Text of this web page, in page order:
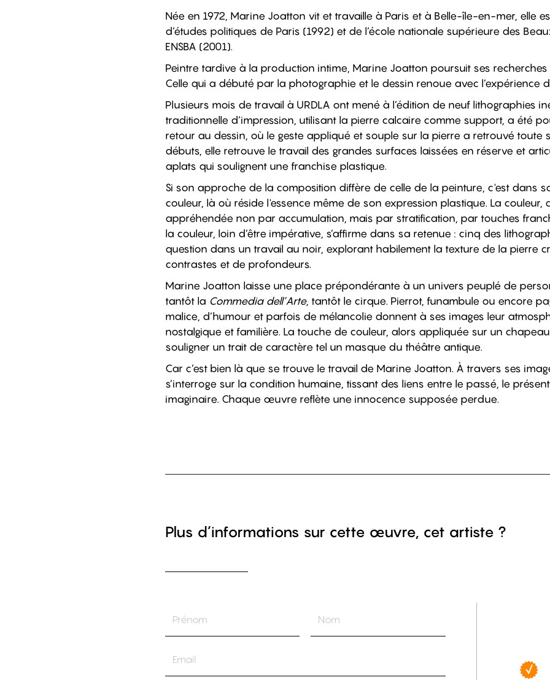
Née en 1972, Marine Joatton vit et travaille à Paris et à Belle-île-en-mer, elle
d’études politiques de Paris (1992) et de l’école nationale supérieure des
ENSBA (2001).
Peintre tardive à la production intime, Marine Joatton poursuit ses recherches
Celle qui a débuté par la photographie et le dessin renoue avec l’expérience
Plusieurs mois de travail à URDLA ont mené à l’édition de neuf lithographies
traditionnelle d’impression, utilisant la pierre calcaire comme support, a été
retour au dessin, où le geste appliqué et souple sur la pierre a retrouvé toute
débuts, elle retrouve le travail des grandes surfaces laissées en réserve et
aplats qui soulignent une franchise plastique.
Si son approche de la composition diffère de celle de la peinture, c'est dans
couleur, là où réside l'essence même de son expression plastique. La couleur,
appréhendée non par accumulation, mais par stratification, par touches
la couleur, loin d’être impérative, s’affirme dans sa retenue : cinq des
question dans un travail au noir, explorant habilement la texture de la pierre
contrastes et de profondeurs.
Marine Joatton laisse une place prépondérante à un univers peuplé de
tantôt la Commedia dell’Arte, tantôt le cirque. Pierrot, funambule ou encore
malice, d’humour et parfois de mélancolie donnent à ses images leur
nostalgique et familière. La touche de couleur, alors appliquée sur un
souligner un trait de caractère tel un masque du théâtre antique.
Car c’est bien là que se trouve le travail de Marine Joatton. À travers ses
s’interroge sur la condition humaine, tissant des liens entre le passé, le
imaginaire. Chaque œuvre reflète une innocence supposée perdue.
Plus d’informations sur cette œuvre, cet artiste ?